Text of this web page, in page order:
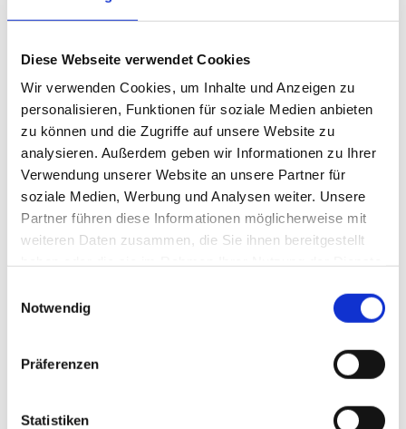
Diese Webseite verwendet Cookies
Wir verwenden Cookies, um Inhalte und Anzeigen zu
personalisieren, Funktionen für soziale Medien anbieten
zu können und die Zugriffe auf unsere Website zu
analysieren. Außerdem geben wir Informationen zu Ihrer
Verwendung unserer Website an unsere Partner für
soziale Medien, Werbung und Analysen weiter. Unsere
Partner führen diese Informationen möglicherweise mit
weiteren Daten zusammen, die Sie ihnen bereitgestellt
Notwendig
Präferenzen
Statistiken